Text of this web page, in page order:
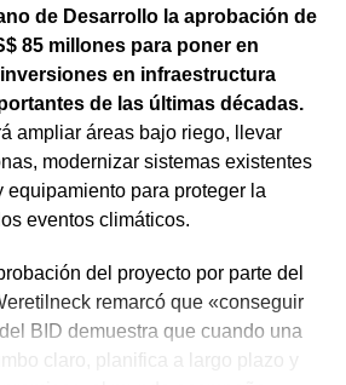
de Desarrollo la aprobación de
85 millones para poner en
en infraestructura
de las últimas décadas.
ampliar áreas bajo riego, llevar
modernizar sistemas existentes
equipamiento para proteger la
eventos climáticos.
del proyecto por parte del
remarcó que «conseguir
BID demuestra que cuando una
claro, planifica a largo plazo y